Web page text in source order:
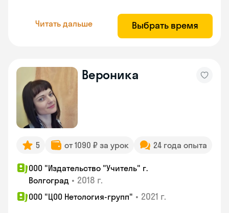
Читать дальше Выбрать время
Вероника
5 от 1090 ₽ за урок 24 года опыта
ООО "Издательство "Учитель" г.
Волгоград • 2018 г.
ООО "ЦОО Нетология-групп" • 2021 г.